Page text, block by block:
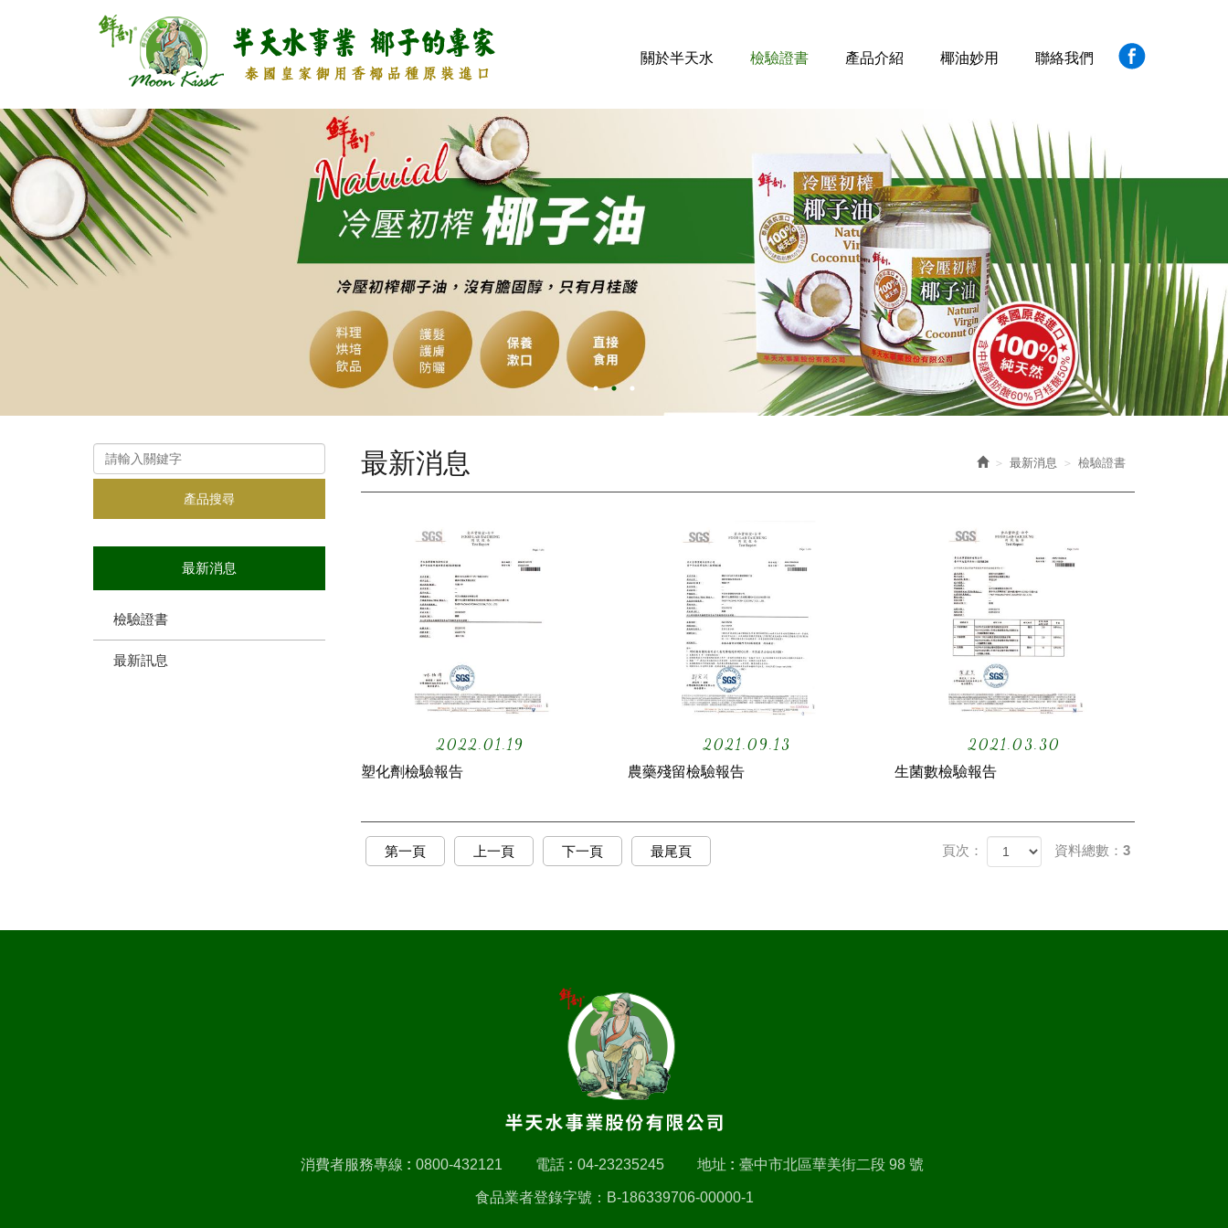
關於半天水 檢驗證書 產品介紹 椰油妙用 聯絡我們
產品搜尋
最新消息
檢驗證書
最新訊息
最新消息 檢驗證書
最新消息
2022.01.19
塑化劑檢驗報告
2021.09.13
農藥殘留檢驗報告
2021.03.30
生菌數檢驗報告
第一頁 上一頁 下一頁 最尾頁 頁次： 資料總數：3
消費者服務專線 : 0800-432121 電話 : 04-23235245 地址 : 臺中市北區華美街二段 98 號
食品業者登錄字號：B-186339706-00000-1